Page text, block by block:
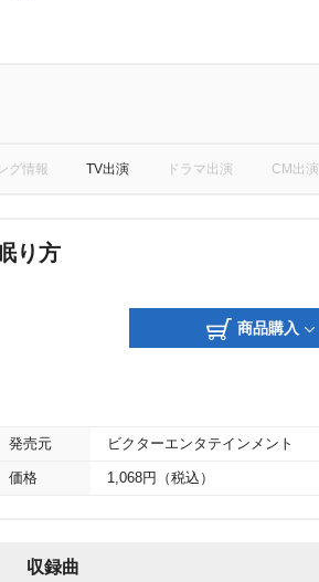
グ情報 TV出演 ドラマ出演 CM出演
り方
商品購入
発売元 ビクターエンタテインメント
価格 1,068円（税込）
収録曲